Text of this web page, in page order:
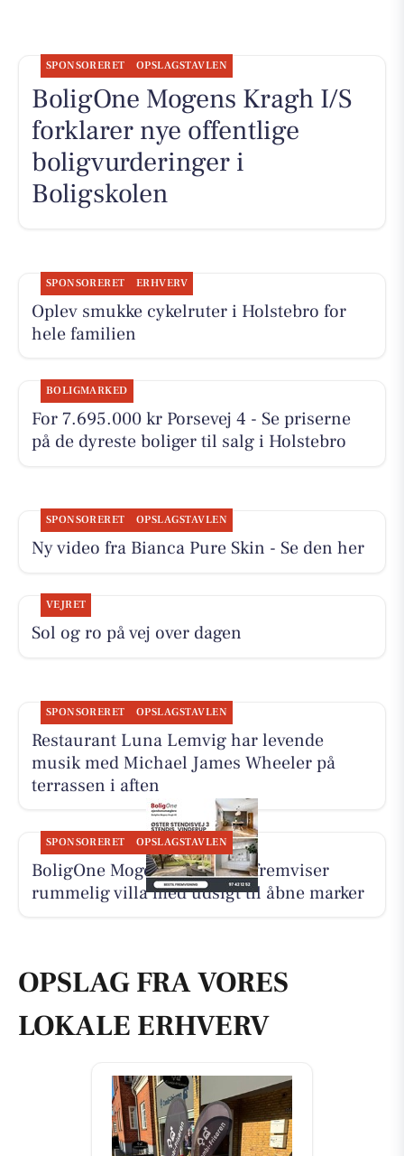
SPONSORERET OPSLAGSTAVLEN
BoligOne Mogens Kragh I/S
forklarer nye offentlige
boligvurderinger i
Boligskolen
SPONSORERET ERHVERV
Oplev smukke cykelruter i Holstebro for
hele familien
BOLIGMARKED
For 7.695.000 kr Porsevej 4 - Se priserne
på de dyreste boliger til salg i Holstebro
SPONSORERET OPSLAGSTAVLEN
Ny video fra Bianca Pure Skin - Se den her
VEJRET
Sol og ro på vej over dagen
SPONSORERET OPSLAGSTAVLEN
Restaurant Luna Lemvig har levende
musik med Michael James Wheeler på
terrassen i aften
SPONSORERET OPSLAGSTAVLEN
BoligOne Mogens Kragh I/S fremviser
rummelig villa med udsigt til åbne marker
OPSLAG FRA VORES
LOKALE ERHVERV